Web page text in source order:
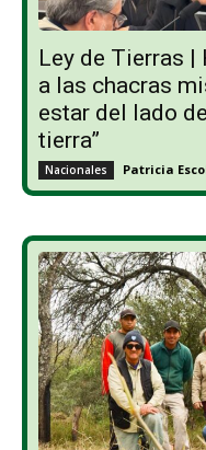
Ley de Tierras |
a las chacras
estar del lado
tierra”
Nacionales Patricia